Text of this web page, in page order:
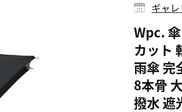
ギャ
Wpc.
カット
雨傘 完
8本骨
撥水 遮